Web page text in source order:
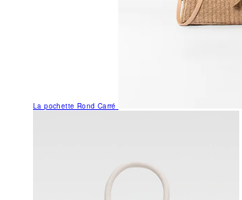
La pochette Rond Carré